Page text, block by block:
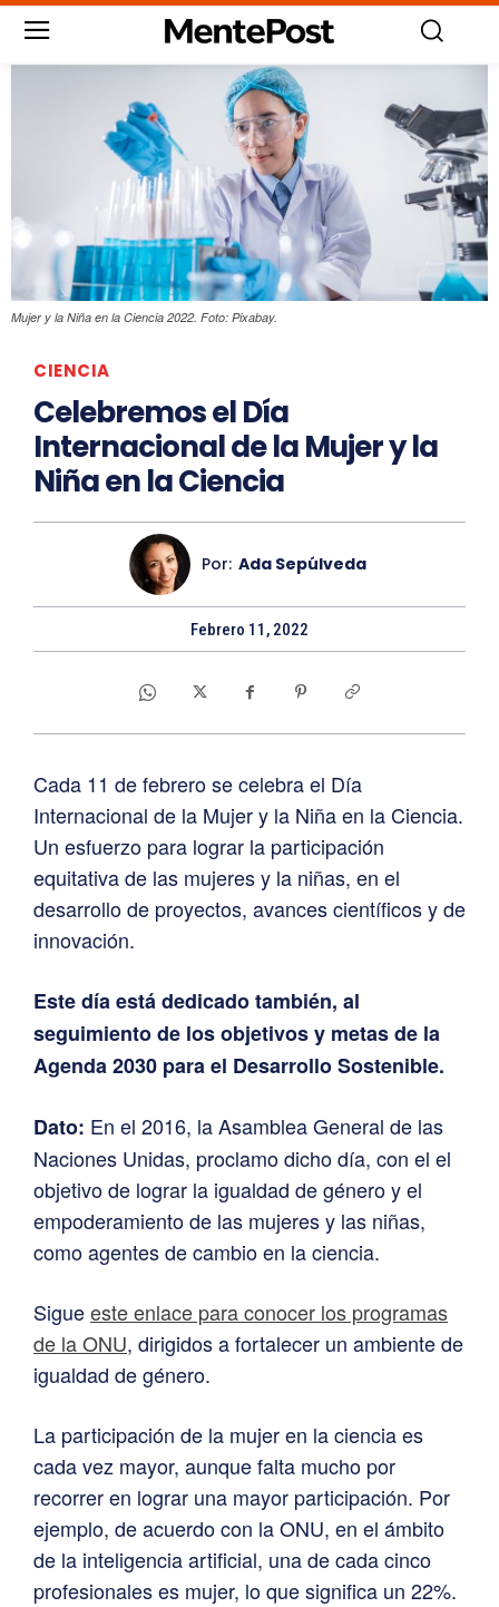
Mujer y la Niña en la Ciencia 2022. Foto: Pixabay.
CIENCIA
Celebremos el Día
Internacional de la Mujer y la
Niña en la Ciencia
Por: Ada Sepúlveda
Febrero 11, 2022
Cada 11 de febrero se celebra el Día
Internacional de la Mujer y la Niña en la Ciencia.
Un esfuerzo para lograr la participación
equitativa de las mujeres y la niñas, en el
desarrollo de proyectos, avances científicos y de
innovación.
Este día está dedicado también, al
seguimiento de los objetivos y metas de la
Agenda 2030 para el Desarrollo Sostenible.
Dato: En el 2016, la Asamblea General de las
Naciones Unidas, proclamo dicho día, con el el
objetivo de lograr la igualdad de género y el
empoderamiento de las mujeres y las niñas,
como agentes de cambio en la ciencia.
Sigueeste enlace para conocer los programas
de la ONU, dirigidos a fortalecer un ambiente de
igualdad de género.
La participación de la mujer en la ciencia es
cada vez mayor, aunque falta mucho por
recorrer en lograr una mayor participación. Por
ejemplo, de acuerdo con la ONU, en el ámbito
de la inteligencia artificial, una de cada cinco
profesionales es mujer, lo que significa un 22%.